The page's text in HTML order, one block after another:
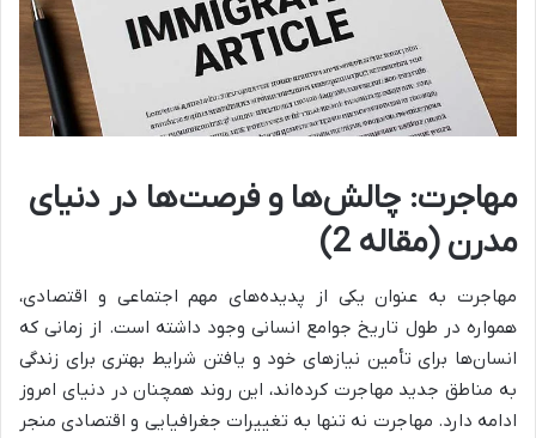
مهاجرت: چالش‌ها و فرصت‌ها در دنیای
مدرن (مقاله 2)
مهاجرت به عنوان یکی از پدیده‌های مهم اجتماعی و اقتصادی،
همواره در طول تاریخ جوامع انسانی وجود داشته است. از زمانی که
انسان‌ها برای تأمین نیازهای خود و یافتن شرایط بهتری برای زندگی
به مناطق جدید مهاجرت کرده‌اند، این روند همچنان در دنیای امروز
ادامه دارد. مهاجرت نه تنها به تغییرات جغرافیایی و اقتصادی منجر